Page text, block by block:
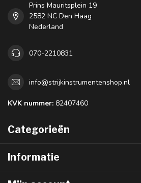
Prins Mauritsplein 19
2582 NC Den Haag
Nederland
070-2210831
info@strijkinstrumentenshop.nl
KVK nummer: 82407460
Categorieën
Informatie